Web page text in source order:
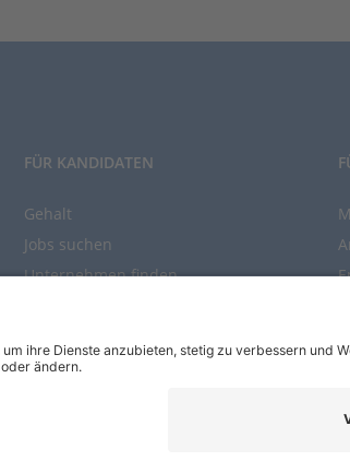
FÜR KANDIDATEN
Gehalt
Jobs suchen
Unternehmen finden